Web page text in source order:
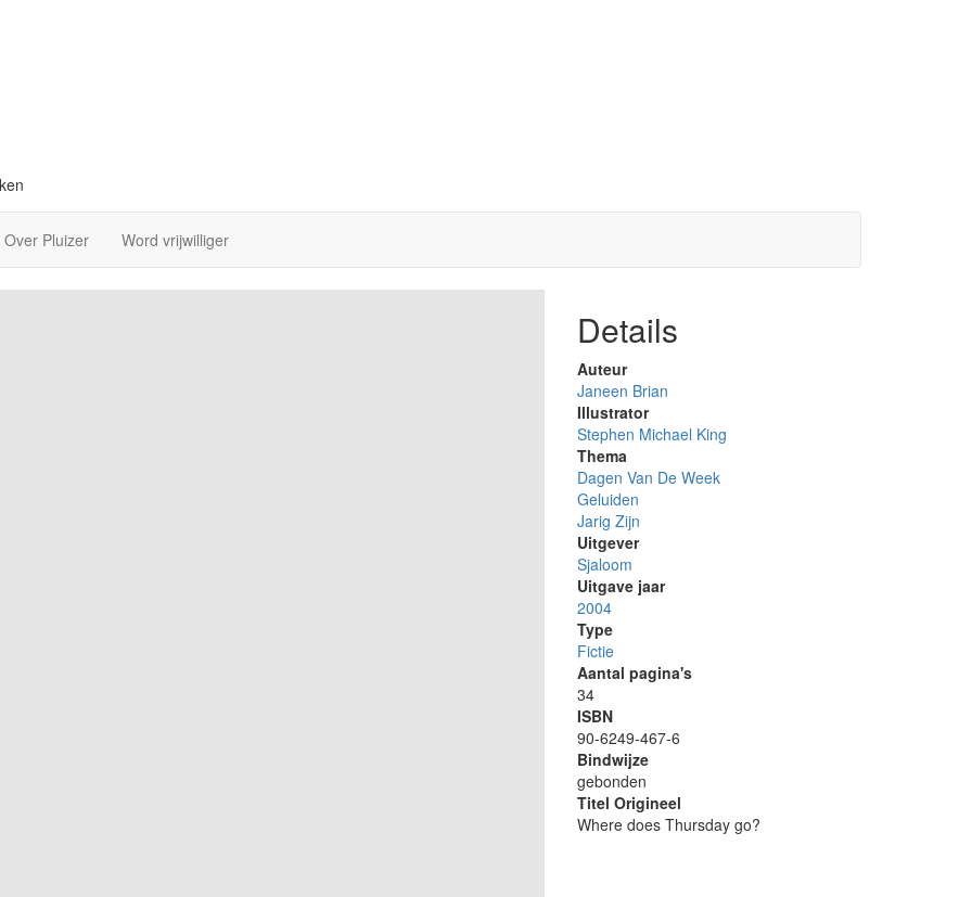
Over Pluizer Word vrijwilliger
Details
Auteur
Janeen Brian
Illustrator
Stephen Michael King
Thema
Dagen Van De Week
Geluiden
Jarig Zijn
Uitgever
Sjaloom
Uitgave jaar
2004
Type
Fictie
Aantal pagina's
34
ISBN
90-6249-467-6
Bindwijze
gebonden
Titel Origineel
Where does Thursday go?